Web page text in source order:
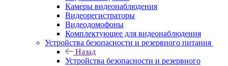
Камеры видеонаблюдения
Видеорегистраторы
Видеодомофоны
Комплектующее для видеонаблюдения
Устройства безопасности и резервного питания
Назад
Устройства безопасности и резервного